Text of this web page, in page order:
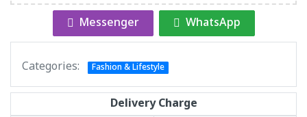
Messenger WhatsApp
Categories: Fashion & Lifestyle
Delivery Charge